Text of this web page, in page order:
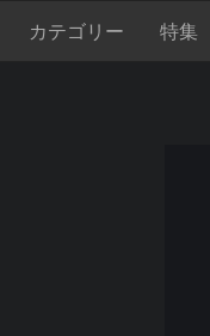
カテゴリー 特集